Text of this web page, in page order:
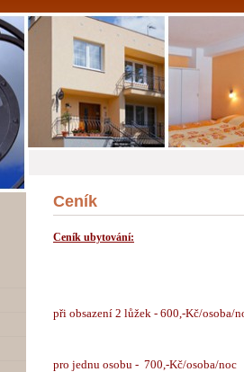
Ceník
Ceník ubytování:
při obsazení 2 lůžek - 600,-Kč/osoba/
pro jednu osobu - 700,-Kč/osoba/noc